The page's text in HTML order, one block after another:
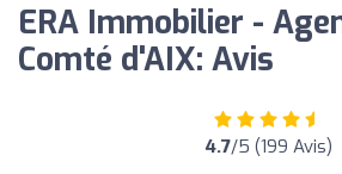
ERA Immobilier -
Comté d'AIX: Avis
4.7/5 (199 Avis)